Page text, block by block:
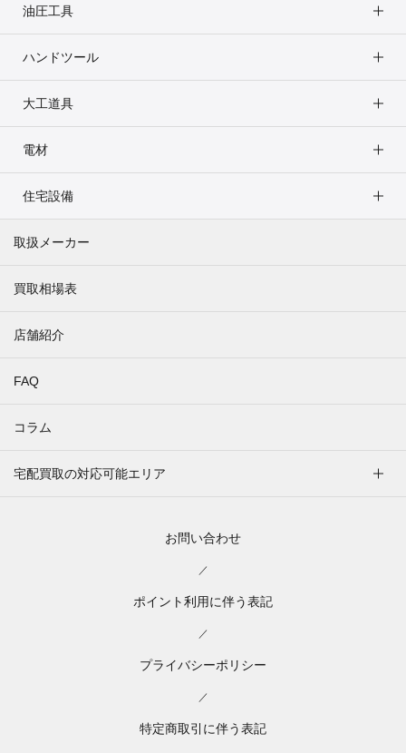
油圧工具
ハンドツール
大工道具
電材
住宅設備
取扱メーカー
買取相場表
店舗紹介
FAQ
コラム
宅配買取の対応可能エリア
お問い合わせ
／
ポイント利用に伴う表記
／
プライバシーポリシー
／
特定商取引に伴う表記